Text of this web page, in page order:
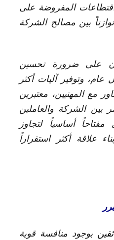
المفروضة على
بين مصالح الشركة
على ضرورة تحسين
وتوفير آليات أكثر
مع المهنيين، معتبرين
بين الشركة والعاملين
أساسياً لتجاوز
علاقة أكثر استقراراً
بوجود منافسة قوية